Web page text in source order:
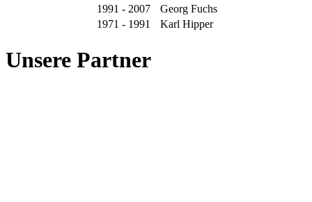
1991 - 2007
Georg Fuchs
1971 - 1991
Karl Hipper
Unsere Partner